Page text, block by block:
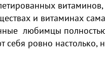
и витаминах
любимцы
себя ровно настолько,